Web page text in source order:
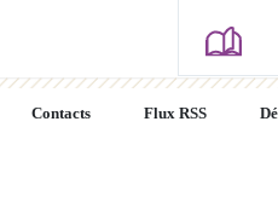
Contacts Flux RSS